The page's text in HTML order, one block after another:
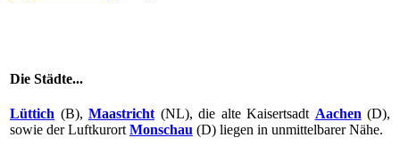
Die Städte...
Lüttich (B), Maastricht (NL), die alte Kaisertsadt Aachen (D),
sowie der Luftkurort Monschau (D) liegen in unmittelbarer Nähe.